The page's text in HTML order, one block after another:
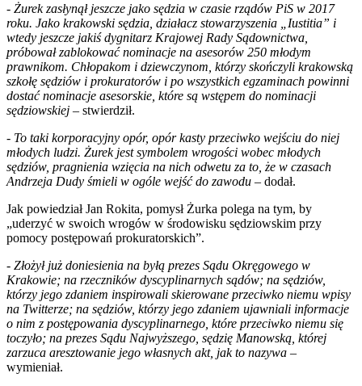
- Żurek zasłynął jeszcze jako sędzia w czasie rządów PiS w 2017
roku. Jako krakowski sędzia, działacz stowarzyszenia „Iustitia” i
wtedy jeszcze jakiś dygnitarz Krajowej Rady Sądownictwa,
próbował zablokować nominacje na asesorów 250 młodym
prawnikom. Chłopakom i dziewczynom, którzy skończyli krakowską
szkołę sędziów i prokuratorów i po wszystkich egzaminach powinni
dostać nominacje asesorskie, które są wstępem do nominacji
sędziowskiej – stwierdził.
- To taki korporacyjny opór, opór kasty przeciwko wejściu do niej
młodych ludzi. Żurek jest symbolem wrogości wobec młodych
sędziów, pragnienia wzięcia na nich odwetu za to, że w czasach
Andrzeja Dudy śmieli w ogóle wejść do zawodu – dodał.
Jak powiedział Jan Rokita, pomysł Żurka polega na tym, by
„uderzyć w swoich wrogów w środowisku sędziowskim przy
pomocy postępowań prokuratorskich”.
- Złożył już doniesienia na byłą prezes Sądu Okręgowego w
Krakowie; na rzeczników dyscyplinarnych sądów; na sędziów,
którzy jego zdaniem inspirowali skierowane przeciwko niemu wpisy
na Twitterze; na sędziów, którzy jego zdaniem ujawniali informacje
o nim z postępowania dyscyplinarnego, które przeciwko niemu się
toczyło; na prezes Sądu Najwyższego, sędzię Manowską, której
zarzuca aresztowanie jego własnych akt, jak to nazywa –
wymieniał.